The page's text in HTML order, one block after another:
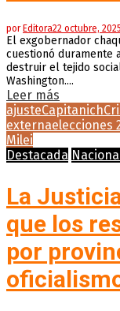
por Editora22 octubre, 2025
El exgobernador
cuestionó duramente
destruir el tejido
Washington....
Leer más
ajusteCapitanich
externaelecciones
Milei
Destacada
La
que los
por